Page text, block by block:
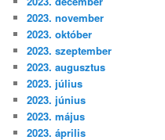
2023. november
2023. október
2023. szeptember
2023. augusztus
2023. július
2023. június
2023. május
2023. április